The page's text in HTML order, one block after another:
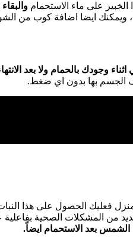
على ماء الاستحمام
ايضا اضافة كوب من
وجودك بالحمام ولا بعد
الجسم بها بدون اي ضغط.
فعليك الحصول على هذا
من المشكلات الصحية بفاعلية
الشمس بعد الاستحمام ايضاً.